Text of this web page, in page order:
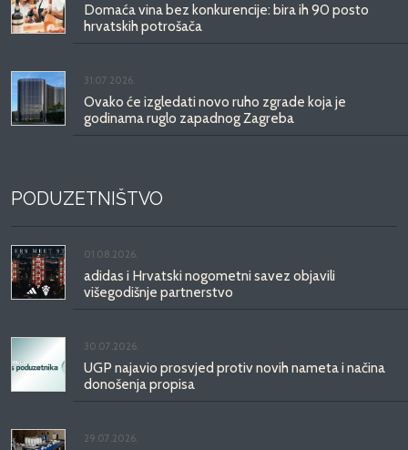
Domaća vina bez konkurencije: bira ih 90 posto
hrvatskih potrošača
31.07.2026.
Ovako će izgledati novo ruho zgrade koja je
godinama ruglo zapadnog Zagreba
PODUZETNIŠTVO
01.08.2026.
adidas i Hrvatski nogometni savez objavili
višegodišnje partnerstvo
30.07.2026.
UGP najavio prosvjed protiv novih nameta i načina
donošenja propisa
29.07.2026.